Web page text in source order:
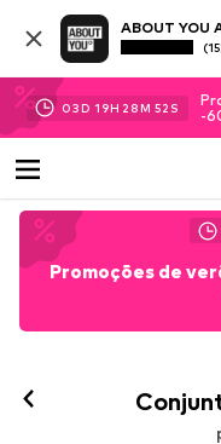
ABOUT YOU
03D 19H 28M 51 S
-
Promoções de